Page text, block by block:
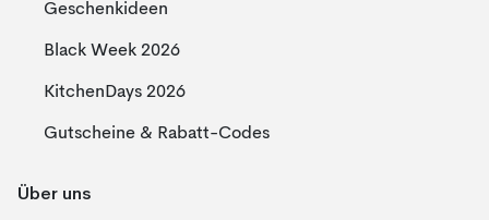
Geschenkideen
Black Week 2026
KitchenDays 2026
Gutscheine & Rabatt-Codes
Über uns